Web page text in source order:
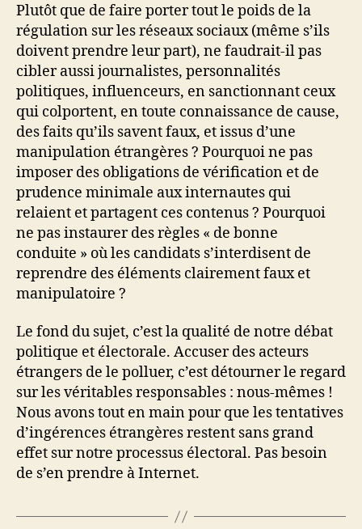
Plutôt que de faire porter tout le poids de la
régulation sur les réseaux sociaux (même s’ils
doivent prendre leur part), ne faudrait-il pas
cibler aussi journalistes, personnalités
politiques, influenceurs, en sanctionnant ceux
qui colportent, en toute connaissance de cause,
des faits qu’ils savent faux, et issus d’une
manipulation étrangères ? Pourquoi ne pas
imposer des obligations de vérification et de
prudence minimale aux internautes qui
relaient et partagent ces contenus ? Pourquoi
ne pas instaurer des règles « de bonne
conduite » où les candidats s’interdisent de
reprendre des éléments clairement faux et
manipulatoire ?
Le fond du sujet, c’est la qualité de notre débat
politique et électorale. Accuser des acteurs
étrangers de le polluer, c’est détourner le regard
sur les véritables responsables : nous-mêmes !
Nous avons tout en main pour que les tentatives
d’ingérences étrangères restent sans grand
effet sur notre processus électoral. Pas besoin
de s’en prendre à Internet.